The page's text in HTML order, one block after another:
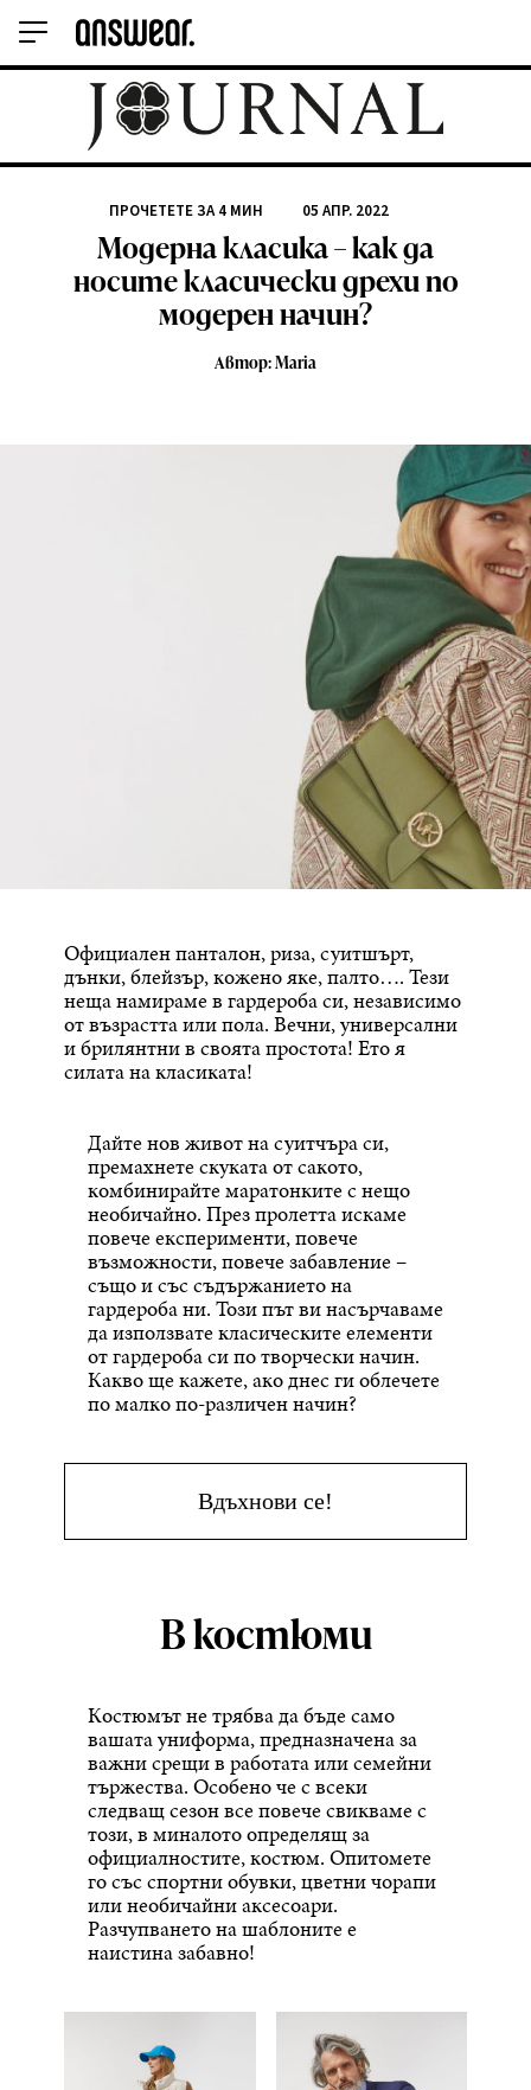
ПРОЧЕТЕТЕ ЗА4 МИН 05 АПР. 2022
Модерна класика – как да
носите класически дрехи по
модерен начин?
Автор: Maria
Официален панталон, риза, суитшърт,
дънки, блейзър, кожено яке, палто…. Тези
неща намираме в гардероба си, независимо
от възрастта или пола. Вечни, универсални
и брилянтни в своята простота! Ето я
силата на класиката!
Дайте нов живот на суитчъра си,
премахнете скуката от сакото,
комбинирайте маратонките с нещо
необичайно. През пролетта искаме
повече експерименти, повече
възможности, повече забавление –
също и със съдържанието на
гардероба ни. Този път ви насърчаваме
да използвате класическите елементи
от гардероба си по творчески начин.
Какво ще кажете, ако днес ги облечете
по малко по-различен начин?
Вдъхнови се!
В костюми
Костюмът не трябва да бъде само
вашата униформа, предназначена за
важни срещи в работата или семейни
тържества. Особено че с всеки
следващ сезон все повече свикваме с
този, в миналото определящ за
официалностите, костюм. Опитомете
го със спортни обувки, цветни чорапи
или необичайни аксесоари.
Разчупването на шаблоните е
наистина забавно!